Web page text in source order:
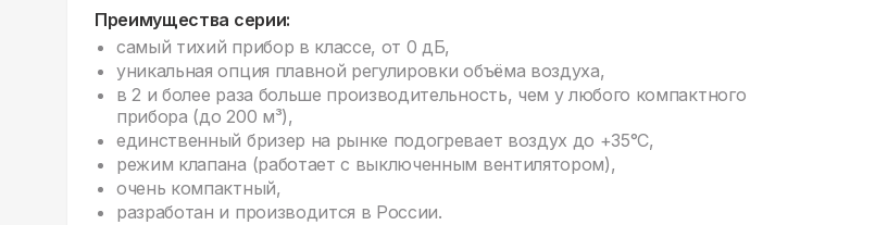
Преимущества серии:
самый тихий прибор в классе, от 0 дБ,
уникальная опция плавной регулировки объёма воздуха,
в 2 и более раза больше производительность, чем у любого компактного
прибора (до 200 м³),
единственный бризер на рынке подогревает воздух до +35°С,
режим клапана (работает с выключенным вентилятором),
очень компактный,
разработан и производится в России.